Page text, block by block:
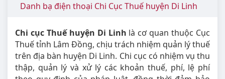
Danh bạ điện thoại Chi Cục Thuế huyện Di Linh
Chi cục Thuế huyện Di Linh là cơ quan thuộc Cục
Thuế tỉnh Lâm Đồng, chịu trách nhiệm quản lý thuế
trên địa bàn huyện Di Linh. Chi cục có nhiệm vụ thu
thập, quản lý và xử lý các khoản thuế, phí, lệ phí